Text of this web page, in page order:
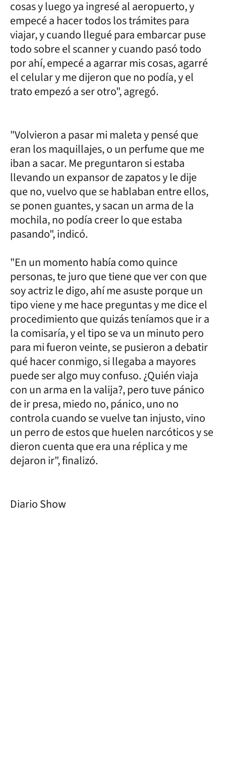
cosas y luego ya ingresé al aeropuerto, y
empecé a hacer todos los trámites para
viajar, y cuando llegué para embarcar puse
todo sobre el scanner y cuando pasó todo
por ahí, empecé a agarrar mis cosas, agarré
el celular y me dijeron que no podía, y el
trato empezó a ser otro", agregó.
"Volvieron a pasar mi maleta y pensé que
eran los maquillajes, o un perfume que me
iban a sacar. Me preguntaron si estaba
llevando un expansor de zapatos y le dije
que no, vuelvo que se hablaban entre ellos,
se ponen guantes, y sacan un arma de la
mochila, no podía creer lo que estaba
pasando", indicó.
"En un momento había como quince
personas, te juro que tiene que ver con que
soy actriz le digo, ahí me asuste porque un
tipo viene y me hace preguntas y me dice el
procedimiento que quizás teníamos que ir a
la comisaría, y el tipo se va un minuto pero
para mi fueron veinte, se pusieron a debatir
qué hacer conmigo, si llegaba a mayores
puede ser algo muy confuso. ¿Quién viaja
con un arma en la valija?, pero tuve pánico
de ir presa, miedo no, pánico, uno no
controla cuando se vuelve tan injusto, vino
un perro de estos que huelen narcóticos y se
dieron cuenta que era una réplica y me
dejaron ir", finalizó.
Diario Show